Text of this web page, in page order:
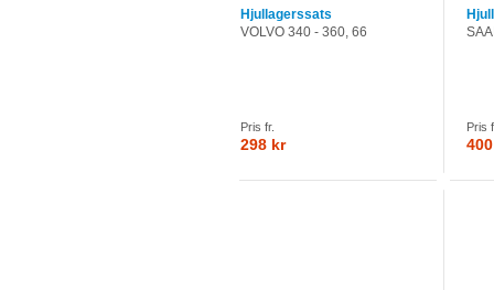
Hjullagerssats
VOLVO 340 - 360, 66
Pris fr.
298 kr
Pris